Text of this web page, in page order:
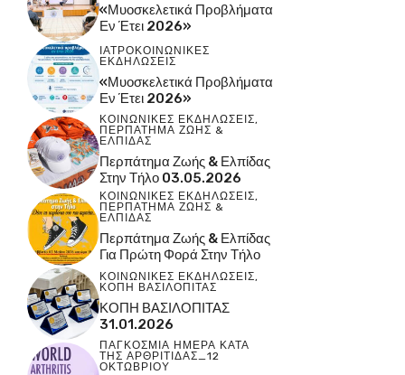
«Μυοσκελετικά Προβλήματα
Εν Έτει 2026»
ΙΑΤΡΟΚΟΙΝΩΝΙΚΕΣ
ΕΚΔΗΛΩΣΕΙΣ
«Μυοσκελετικά Προβλήματα
Εν Έτει 2026»
ΚΟΙΝΩΝΙΚΕΣ ΕΚΔΗΛΩΣΕΙΣ,
ΠΕΡΠΑΤΗΜΑ ΖΩΗΣ &
ΕΛΠΙΔΑΣ
Περπάτημα Ζωής & Ελπίδας
Στην Τήλο 03.05.2026
ΚΟΙΝΩΝΙΚΕΣ ΕΚΔΗΛΩΣΕΙΣ,
ΠΕΡΠΑΤΗΜΑ ΖΩΗΣ &
ΕΛΠΙΔΑΣ
Περπάτημα Ζωής & Ελπίδας
Για Πρώτη Φορά Στην Τήλο
ΚΟΙΝΩΝΙΚΕΣ ΕΚΔΗΛΩΣΕΙΣ,
ΚΟΠΗ ΒΑΣΙΛΟΠΙΤΑΣ
ΚΟΠΗ ΒΑΣΙΛΟΠΙΤΑΣ
31.01.2026
ΠΑΓΚΟΣΜΙΑ ΗΜΕΡΑ ΚΑΤΑ
ΤΗΣ ΑΡΘΡΙΤΙΔΑΣ_12
ΟΚΤΩΒΡΙΟΥ